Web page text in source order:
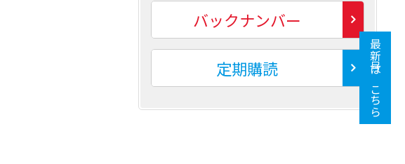
バックナンバー
定期購読 最新号はこちら